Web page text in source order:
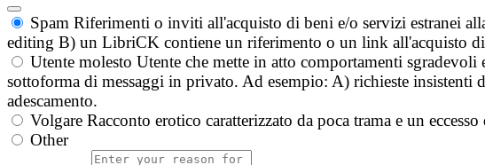
Spam Riferimenti o inviti all'acquisto di beni e/o servizi estranei
editing B) un LibriCK contiene un riferimento o un link all'acquisto
Utente molesto Utente che mette in atto comportamenti
sottoforma di messaggi in privato. Ad esempio: A) richieste
adescamento.
Volgare Racconto erotico caratterizzato da poca trama e un
Other